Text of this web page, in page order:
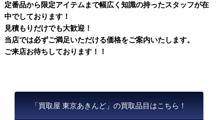
定番品から限定アイテムまで幅広く知識の持ったスタッフが在
中でしております！
見積もりだけでも大歓迎！
当店では必ずご満足いただける価格をご案内いたします。
ご来店お待ちしております！！
「買取屋 東京あきんど」の買取品目はこちら！